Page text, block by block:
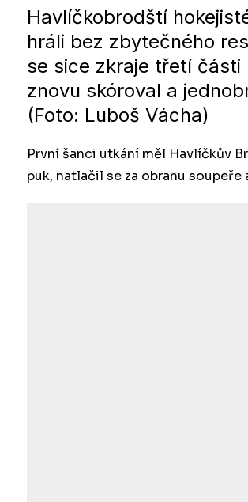
Havlíčkobrodští
hráli bez zbytečného
se sice zkraje třetí
znovu skóroval a
(Foto: Luboš Vácha)
První šanci utkání měl Havlíčkův
puk, natlačil se za obranu